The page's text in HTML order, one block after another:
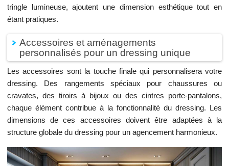
tringle lumineuse, ajoutent une dimension esthétique tout en
étant pratiques.
Accessoires et aménagements
personnalisés pour un dressing unique
Les accessoires sont la touche finale qui personnalisera votre
dressing. Des rangements spéciaux pour chaussures ou
cravates, des tiroirs à bijoux ou des cintres porte-pantalons,
chaque élément contribue à la fonctionnalité du dressing. Les
dimensions de ces accessoires doivent être adaptées à la
structure globale du dressing pour un agencement harmonieux.